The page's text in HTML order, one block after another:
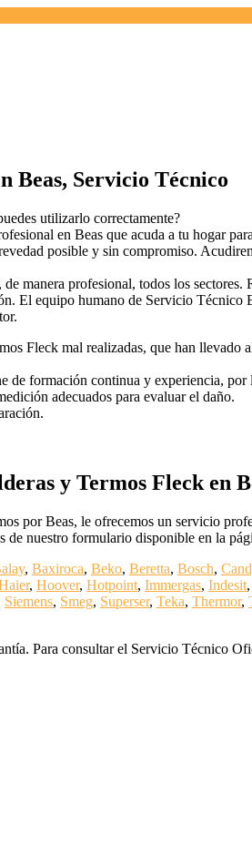
Beas, Servicio Técnico
utilizarlo correctamente?
en Beas que acuda a tu hogar
posible y sin compromiso.
manera profesional, todos los sectores.
El equipo humano de Servicio Técnico
Fleck mal realizadas, que han
formación continua y experiencia,
adecuados para evaluar el daño.
y Termos Fleck en
por Beas, le ofrecemos un servicio
de nuestro formulario disponible en la
, Baxiroca, Beko, Beretta, Bosch,
, Hoover, Hotpoint, Immergas, Indesit,
Siemens, Smeg, Superser, Teka, Thermor,
Para consultar el Servicio Técnico